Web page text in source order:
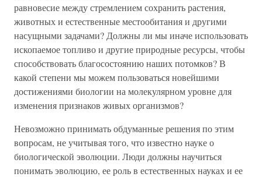
равновесие между стремлением сохранить растения,
животных и естественные местообитания и другими
насущными задачами? Должны ли мы иначе использовать
ископаемое топливо и другие природные ресурсы, чтобы
способствовать благосостоянию наших потомков? В
какой степени мы можем пользоваться новейшими
достижениями биологии на молекулярном уровне для
изменения признаков живых организмов?
Невозможно принимать обдуманные решения по этим
вопросам, не учитывая того, что известно науке о
биологической эволюции. Люди должны научиться
понимать эволюцию, ее роль в естественных науках и ее